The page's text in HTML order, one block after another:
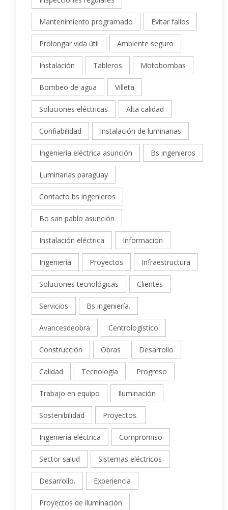
Mantenimiento programado Evitar fallos
Prolongar vida útil Ambiente seguro
Instalación Tableros Motobombas
Bombeo de agua Villeta
Soluciones eléctricas Alta calidad
Confiabilidad Instalación de luminarias
Ingeniería eléctrica asunción Bs ingenieros
Luminarias paraguay
Contacto bs ingenieros
Bo san pablo asunción
Instalación eléctrica Informacion
Ingeniería Proyectos Infraestructura
Soluciones tecnológicas Clientes
Servicios Bs ingeniería.
Avancesdeobra Centrologístico
Construcción Obras Desarrollo
Calidad Tecnología Progreso
Trabajo en equipo Iluminación
Sostenibilidad Proyectos.
Ingeniería eléctrica Compromiso
Sector salud Sistemas eléctricos
Desarrollo. Experiencia
Proyectos de iluminación